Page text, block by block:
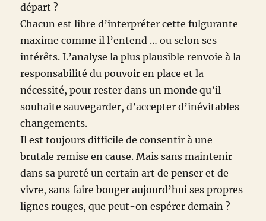
départ ?
Chacun est libre d’interpréter cette fulgurante
maxime comme il l’entend … ou selon ses
intérêts. L’analyse la plus plausible renvoie à la
responsabilité du pouvoir en place et la
nécessité, pour rester dans un monde qu’il
souhaite sauvegarder, d’accepter d’inévitables
changements.
Il est toujours difficile de consentir à une
brutale remise en cause. Mais sans maintenir
dans sa pureté un certain art de penser et de
vivre, sans faire bouger aujourd’hui ses propres
lignes rouges, que peut-on espérer demain ?